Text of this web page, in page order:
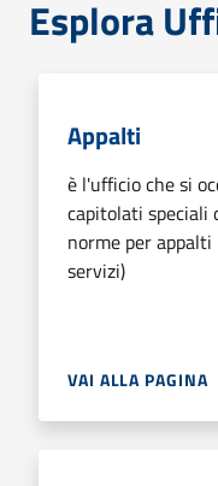
Esplora
Appalti
è l'ufficio che si
capitolati speciali
norme per
servizi)
VAI ALLA PAGINA